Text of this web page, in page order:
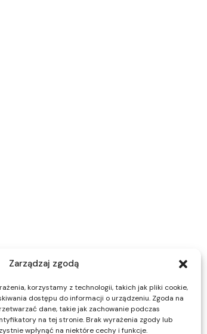
Zarządzaj zgodą
korzystamy z technologii, takich jak pliki cookie,
dostępu do informacji o urządzeniu. Zgoda na
dane, takie jak zachowanie podczas
na tej stronie. Brak wyrażenia zgody lub
wpłynąć na niektóre cechy i funkcje.